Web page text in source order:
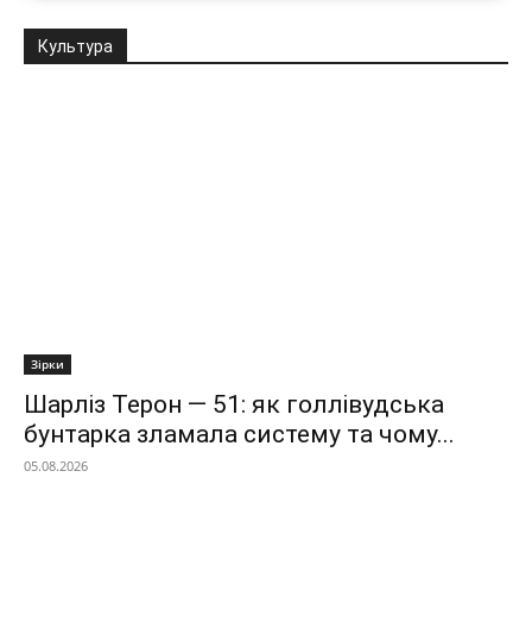
Культура
Зірки
Шарліз Терон — 51: як голлівудська
бунтарка зламала систему та чому...
05.08.2026